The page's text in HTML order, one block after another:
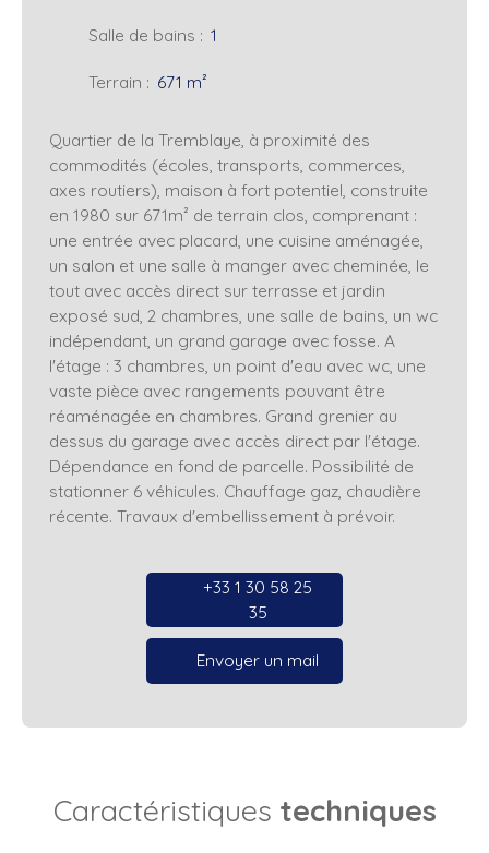
Salle de bains : 1
Terrain : 671 m²
Quartier de la Tremblaye, à proximité des
commodités (écoles, transports, commerces,
axes routiers), maison à fort potentiel, construite
en 1980 sur 671m² de terrain clos, comprenant :
une entrée avec placard, une cuisine aménagée,
un salon et une salle à manger avec cheminée, le
tout avec accès direct sur terrasse et jardin
exposé sud, 2 chambres, une salle de bains, un wc
indépendant, un grand garage avec fosse. A
l'étage : 3 chambres, un point d'eau avec wc, une
vaste pièce avec rangements pouvant être
réaménagée en chambres. Grand grenier au
dessus du garage avec accès direct par l'étage.
Dépendance en fond de parcelle. Possibilité de
stationner 6 véhicules. Chauffage gaz, chaudière
récente. Travaux d'embellissement à prévoir.
+33 1 30 58 25
35
Envoyer un mail
Caractéristiques techniques